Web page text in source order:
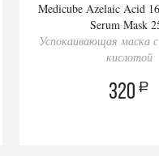
Medicube Azelaic Acid
Serum Mask
Успокаивающая маска с
кислотой
320 a